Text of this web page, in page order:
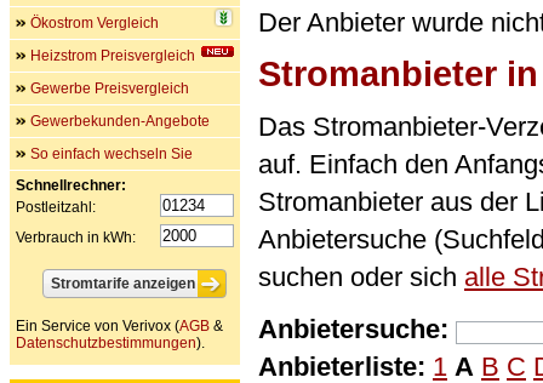
Der Anbieter wurde
Stromanbieter
Das Stromanbieter-
auf. Einfach den
Stromanbieter aus der
Anbietersuche
suchen oder sich alle
Anbietersuche:
Anbieterliste: 1 A B C
Ökostrom Vergleich
Heizstrom Preisvergleich
Gewerbe Preisvergleich
Gewerbekunden-Angebote
So einfach wechseln Sie
Schnellrechner:
Postleitzahl:
Verbrauch in kWh:
Ein Service von Verivox (AGB &
Datenschutzbestimmungen).